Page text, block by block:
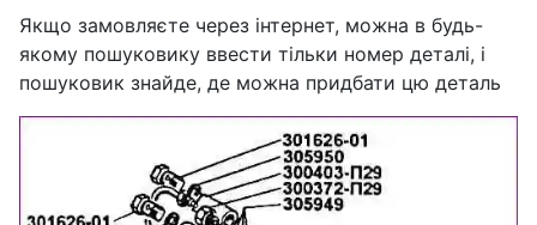
Якщо замовляєте через інтернет, можна в будь-
якому пошуковику ввести тільки номер деталі, і
пошуковик знайде, де можна придбати цю деталь